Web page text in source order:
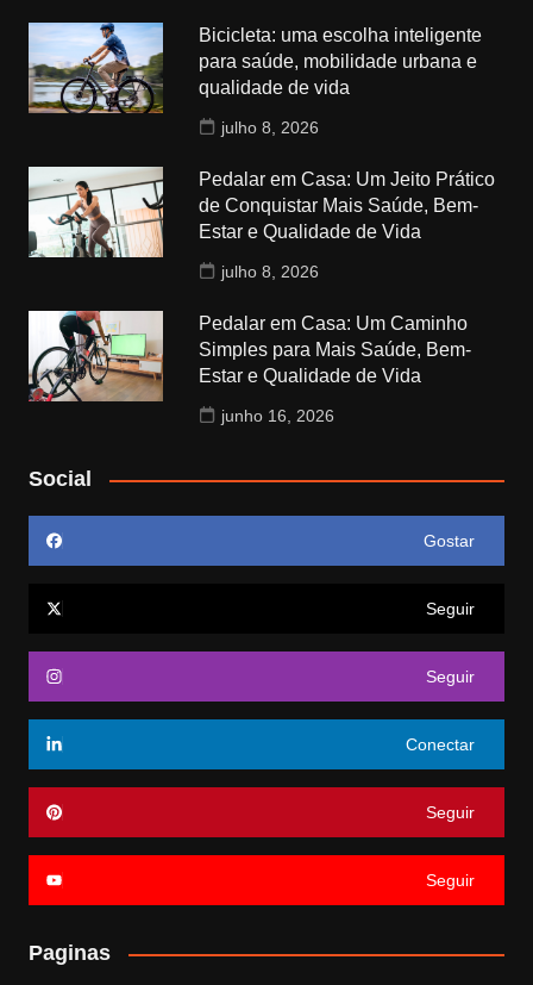
Bicicleta: uma escolha inteligente
para saúde, mobilidade urbana e
qualidade de vida
julho 8, 2026
Pedalar em Casa: Um Jeito Prático
de Conquistar Mais Saúde, Bem-
Estar e Qualidade de Vida
julho 8, 2026
Pedalar em Casa: Um Caminho
Simples para Mais Saúde, Bem-
Estar e Qualidade de Vida
junho 16, 2026
Social
Gostar
Seguir
Seguir
Conectar
Seguir
Seguir
Paginas